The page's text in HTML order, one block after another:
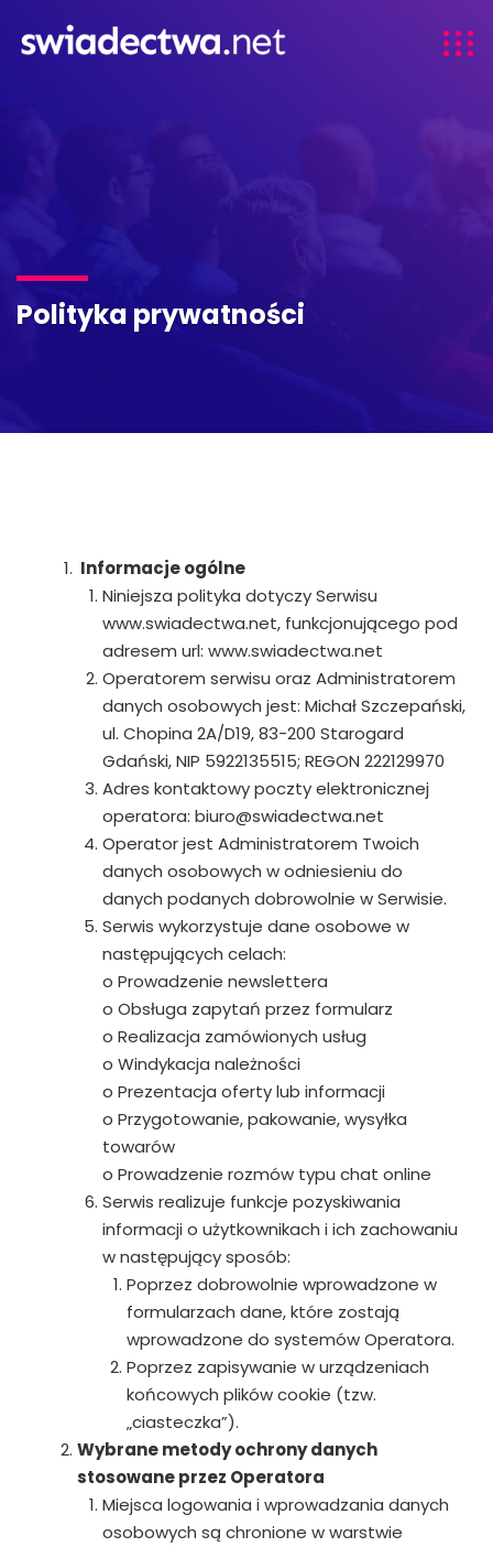
Polityka prywatności
Informacje ogólne
Niniejsza polityka dotyczy Serwisu
www.swiadectwa.net, funkcjonującego pod
adresem url: www.swiadectwa.net
Operatorem serwisu oraz Administratorem
danych osobowych jest: Michał Szczepański,
ul. Chopina 2A/D19, 83-200 Starogard
Gdański, NIP 5922135515; REGON 222129970
Adres kontaktowy poczty elektronicznej
operatora: biuro@swiadectwa.net
Operator jest Administratorem Twoich
danych osobowych w odniesieniu do
danych podanych dobrowolnie w Serwisie.
Serwis wykorzystuje dane osobowe w
następujących celach:
o Prowadzenie newslettera
o Obsługa zapytań przez formularz
o Realizacja zamówionych usług
o Windykacja należności
o Prezentacja oferty lub informacji
o Przygotowanie, pakowanie, wysyłka
towarów
o Prowadzenie rozmów typu chat online
Serwis realizuje funkcje pozyskiwania
informacji o użytkownikach i ich zachowaniu
w następujący sposób:
Poprzez dobrowolnie wprowadzone w
formularzach dane, które zostają
wprowadzone do systemów Operatora.
Poprzez zapisywanie w urządzeniach
końcowych plików cookie (tzw.
„ciasteczka”).
Wybrane metody ochrony danych
stosowane przez Operatora
Miejsca logowania i wprowadzania danych
osobowych są chronione w warstwie